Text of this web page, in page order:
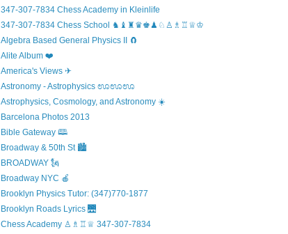
347-307-7834 Chess Academy in Kleinlife
347-307-7834 Chess School ♞♝♜♛♚♟♘♙♗♖♕♔
Algebra Based General Physics II 🧲
Alite Album ❤️
America's Views ✈
Astronomy - Astrophysics ಊಊಊ
Astrophysics, Cosmology, and Astronomy ☀️
Barcelona Photos 2013
Bible Gateway 🕮
Broadway & 50th St 🏙️
BROADWAY 🗽
Broadway NYC 🍎
Brooklyn Physics Tutor: (347)770-1877
Brooklyn Roads Lyrics 🌉
Chess Academy ♙♗♖♕ 347-307-7834